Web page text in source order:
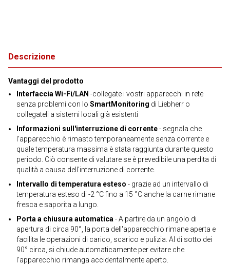
Descrizione
Vantaggi del prodotto
Interfaccia Wi-Fi/LAN -collegate i vostri apparecchi in rete
senza problemi con lo SmartMonitoring di Liebherr o
collegateli a sistemi locali già esistenti
Informazioni sull'interruzione di corrente- segnala che
l'apparecchio è rimasto temporaneamente senza corrente e
quale temperatura massima è stata raggiunta durante questo
periodo. Ciò consente di valutare se è prevedibile una perdita di
qualità a causa dell'interruzione di corrente.
Intervallo di temperatura esteso - grazie ad un intervallo di
temperatura esteso di -2 °C fino a 15 °C anche la carne rimane
fresca e saporita a lungo.
Porta a chiusura automatica - A partire da un angolo di
apertura di circa 90°, la porta dell'apparecchio rimane aperta e
facilita le operazioni di carico, scarico e pulizia. Al di sotto dei
90° circa, si chiude automaticamente per evitare che
l'apparecchio rimanga accidentalmente aperto.